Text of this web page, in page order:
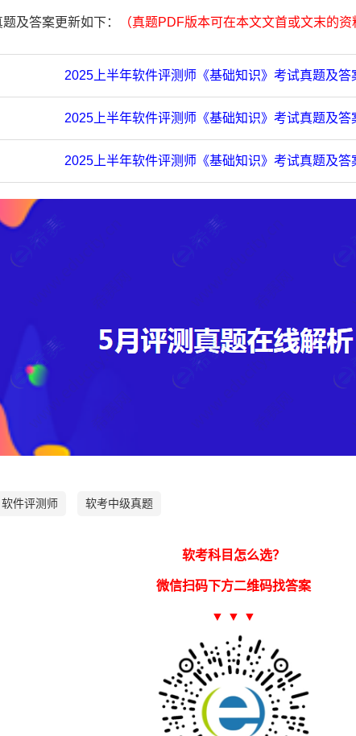
及答案更新如下： （真题PDF版本可在本文文首或文末的资
2025上半年软件评测师《基础知识》考试真题及答
2025上半年软件评测师《基础知识》考试真题及答
2025上半年软件评测师《基础知识》考试真题及答
软件评测师 软考中级真题
软考科目怎么选？
微信扫码下方二维码找答案
▼ ▼ ▼